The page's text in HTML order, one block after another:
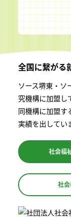
全国に繋がる
ソース堺東・ソ
究機構に加盟し
同機構に加盟す
実績を出してい
社会福
社